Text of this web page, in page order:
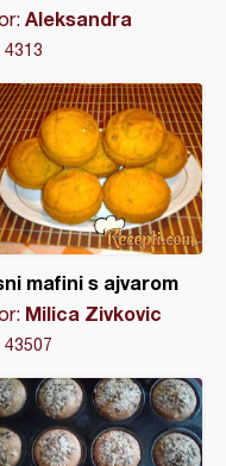
Aleksandra
4313
mafini s ajvarom
Milica Zivkovic
43507